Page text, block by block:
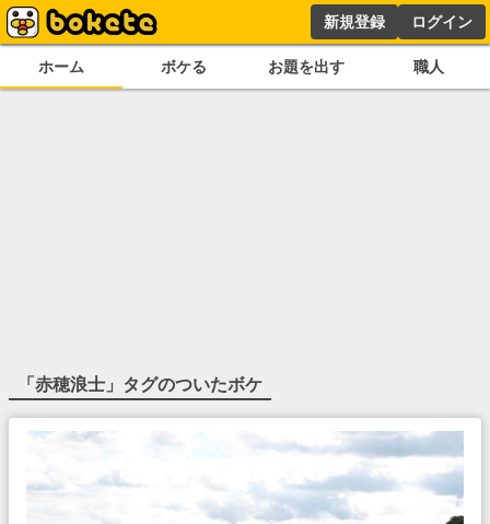
新規登録 ログイン
ホーム ボケる お題を出す 職人
「赤穂浪士 」タグのついたボケ